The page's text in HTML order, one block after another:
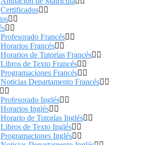
Certificados
Profesorado Francés
Horarios Francés
Horarios de Tutorías Francés
Libros de Texto Francés
Programaciones Francés
Noticias Departamento Francés
Profesorado Inglés
Horarios Inglés
Horario de Tutorías Inglés
Libros de Texto Inglés
Programaciones Inglés